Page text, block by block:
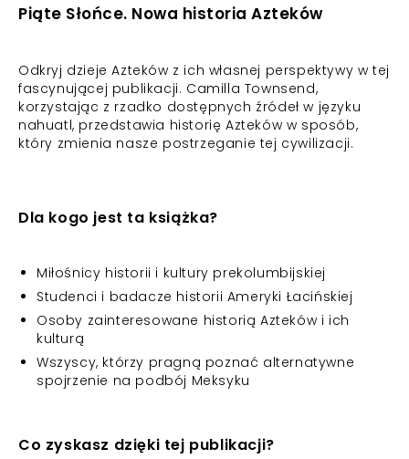
Piąte Słońce. Nowa historia Azteków
Odkryj dzieje Azteków z ich własnej perspektywy w tej
fascynującej publikacji. Camilla Townsend,
korzystając z rzadko dostępnych źródeł w języku
nahuatl, przedstawia historię Azteków w sposób,
który zmienia nasze postrzeganie tej cywilizacji.
Dla kogo jest ta książka?
Miłośnicy historii i kultury prekolumbijskiej
Studenci i badacze historii Ameryki Łacińskiej
Osoby zainteresowane historią Azteków i ich
kulturą
Wszyscy, którzy pragną poznać alternatywne
spojrzenie na podbój Meksyku
Co zyskasz dzięki tej publikacji?